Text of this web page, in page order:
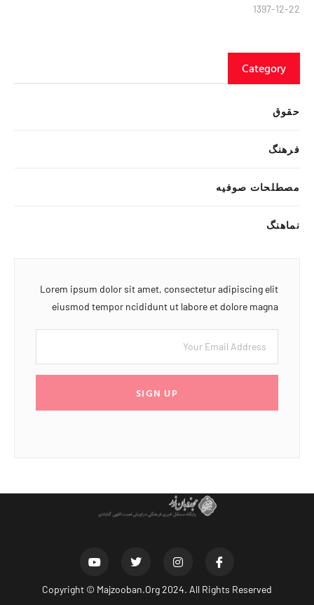
1397-12-22
Category
حقوق
فرهنگ
مصطلحات صوفیه
نماهنگ
Lorem ipsum dolor sit amet, consectetur adipiscing elit
eiusmod tempor ncididunt ut labore et dolore magna
SIGN UP
Copyright © Majzooban.Org2024. All Rights Reserved